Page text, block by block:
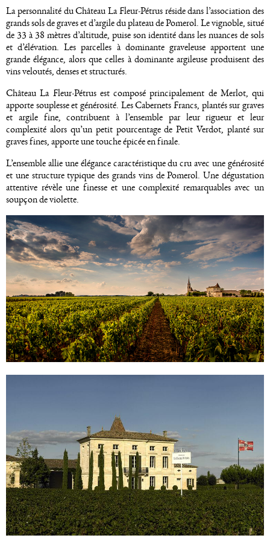
La personnalité du Château La Fleur-Pétrus réside dans l’association des
grands sols de graves et d’argile du plateau de Pomerol. Le vignoble, situé
de 33 à 38 mètres d’altitude, puise son identité dans les nuances de sols
et d’élévation. Les parcelles à dominante graveleuse apportent une
grande élégance, alors que celles à dominante argileuse produisent des
vins veloutés, denses et structurés.
Château La Fleur-Pétrus est composé principalement de Merlot, qui
apporte souplesse et générosité. Les Cabernets Francs, plantés sur graves
et argile fine, contribuent à l’ensemble par leur rigueur et leur
complexité alors qu’un petit pourcentage de Petit Verdot, planté sur
graves fines, apporte une touche épicée en finale.
L’ensemble allie une élégance caractéristique du cru avec une générosité
et une structure typique des grands vins de Pomerol. Une dégustation
attentive révèle une finesse et une complexité remarquables avec un
soupçon de violette.